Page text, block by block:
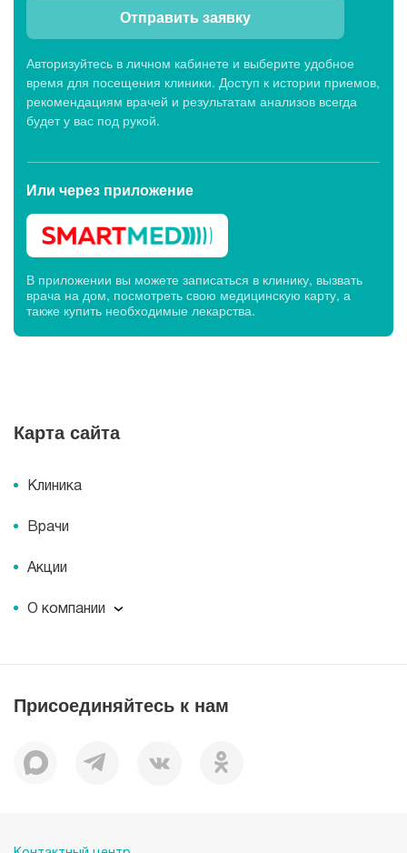
Отправить заявку
Авторизуйтесь в личном кабинете и выберите удобное
время для посещения клиники. Доступ к истории приемов,
рекомендациям врачей и результатам анализов всегда
будет у вас под рукой.
Или через приложение
В приложении вы можете записаться в клинику, вызвать
врача на дом, посмотреть свою медицинскую карту, а
также купить необходимые лекарства.
Карта сайта
Клиника
Врачи
Акции
О компании
Миссия
Корпоративная социальная ответственность
Вакансии
Присоединяйтесь к нам